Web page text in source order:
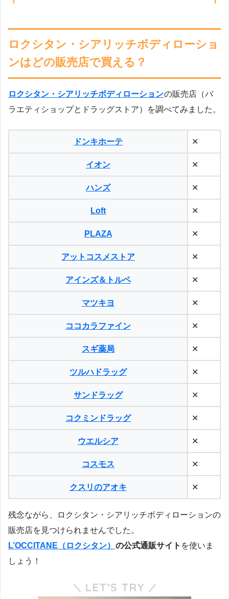
ロクシタン・シアリッチボディローショ
ンはどの販売店で買える？
ロクシタン・シアリッチボディローションの販売店（バ
ラエティショップとドラッグストア）を調べてみました。
ドンキホーテ ✕
イオン ✕
ハンズ ✕
Loft ✕
PLAZA ✕
アットコスメストア ✕
アインズ＆トルペ ✕
マツキヨ ✕
ココカラファイン ✕
スギ薬局 ✕
ツルハドラッグ ✕
サンドラッグ ✕
コクミンドラッグ ✕
ウエルシア ✕
コスモス ✕
クスリのアオキ ✕
残念ながら、ロクシタン・シアリッチボディローションの
販売店を見つけられませんでした。
L’OCCITANE（ロクシタン） の公式通販サイト を使いま
しょう！
LET’S TRY